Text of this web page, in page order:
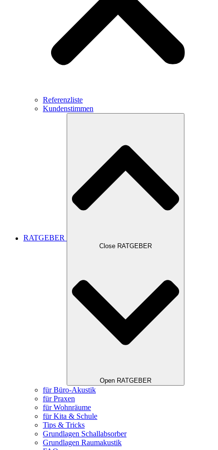
Referenzliste
Kundenstimmen
RATGEBER
Close RATGEBER
Open RATGEBER
für Büro-Akustik
für Praxen
für Wohnräume
für Kita & Schule
Tips & Tricks
Grundlagen Schallabsorber
Grundlagen Raumakustik